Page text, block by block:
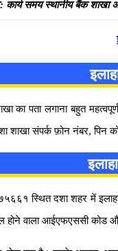
कार्य समय स्थानीय बैंक
का पता लगाना बहुत
संपर्क फ़ोन नंबर, पिन
स्थित दशा शहर में
होने वाला आईएफएससी कोड